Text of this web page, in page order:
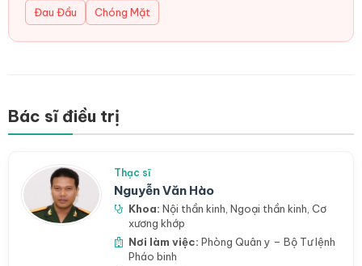
Đau Đầu Chóng Mặt
Bác sĩ điều trị
Thạc sĩ
Nguyễn Văn Hào
Khoa: Nội thần kinh Ngoại thần kinh Cơ
xương khớp
Nơi làm việc: Phòng Quân y – Bộ Tư lệnh
Pháo binh